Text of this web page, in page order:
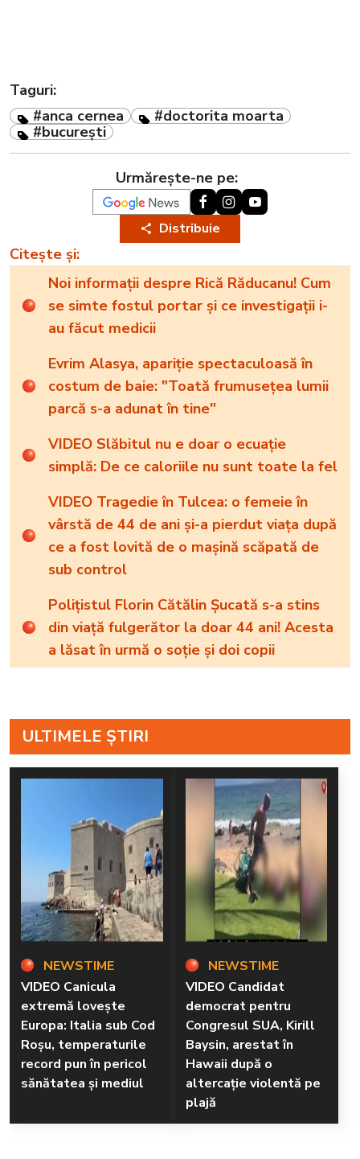
Taguri:
#anca cernea
#doctorita moarta
#bucurești
Urmărește-ne pe:
Distribuie
Citește și:
Noi informații despre Rică Răducanu! Cum
se simte fostul portar și ce investigații i-
au făcut medicii
Evrim Alasya, apariție spectaculoasă în
costum de baie: "Toată frumusețea lumii
parcă s-a adunat în tine"
VIDEO Slăbitul nu e doar o ecuație
simplă: De ce caloriile nu sunt toate la fel
VIDEO Tragedie în Tulcea: o femeie în
vârstă de 44 de ani și-a pierdut viața după
ce a fost lovită de o mașină scăpată de
sub control
Polițistul Florin Cătălin Șucată s-a stins
din viață fulgerător la doar 44 ani! Acesta
a lăsat în urmă o soție și doi copii
ULTIMELE ȘTIRI
NEWSTIME
VIDEO Canicula
extremă lovește
Europa: Italia sub Cod
Roșu, temperaturile
record pun în pericol
sănătatea și mediul
NEWSTIME
VIDEO Candidat
democrat pentru
Congresul SUA, Kirill
Baysin, arestat în
Hawaii după o
altercație violentă pe
plajă